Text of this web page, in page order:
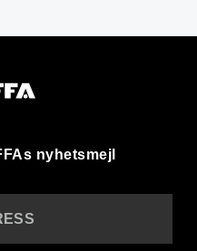
nyhetsmejl